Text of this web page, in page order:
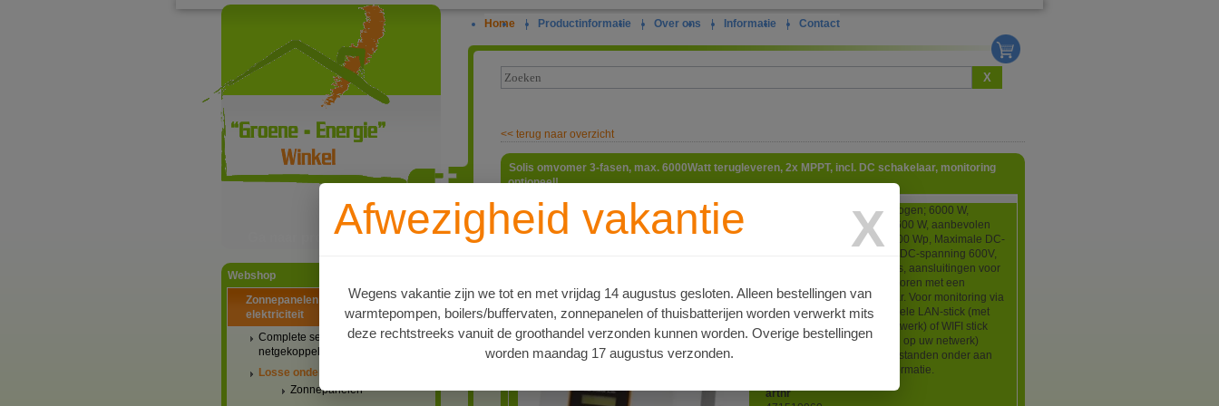
Ga naar productinformatie
Webshop
Zonnepanelen PV-systemen
elektriciteit
Complete setaanbiedingen
netgekoppeld
Losse onderdelen
Zonnepanelen
Home | Productinformatie | Over ons | Informatie | Contact
X
Afwezigheid vakantie X
Wegens vakantie zijn we tot en met vrijdag 14 augustus gesloten. Alleen bestellingen van
warmtepompen, boilers/buffervaten, zonnepanelen of thuisbatterijen worden verwerkt mits
deze rechtstreeks vanuit de groothandel verzonden kunnen worden. Overige bestellingen
worden maandag 17 augustus verzonden.
<< terug naar overzicht
Solis omvomer 3-fasen, max. 6000Watt terugleveren, 2x MPPT, incl. DC schakelaar, monitoring
optioneel!
Nominaal 3-fasen AC vermogen; 6000 W,
Maximaal AC vermogen; 6600 W, aanbevolen
maximaal pv-vermogen 9000 Wp, Maximale DC-
spanning 1100V, nominale DC-spanning 600V,
LCD display, 2 Mpp trackers, aansluitingen voor
2 strings met MC-4 connectoren met een
ingebouwde DC-schakelaar. Voor monitoring via
een APP heeft u een optionele LAN-stick (met
RJ45 aansluiting op uw netwerk) of WIFI stick
(voor draadloze aansluiting op uw netwerk)
nodig. Download de pdf bestanden onder aan
deze pagina voor meer informatie.
artnr